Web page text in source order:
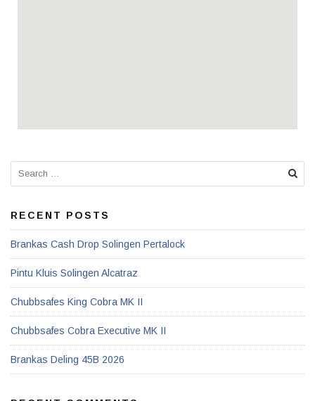
RECENT POSTS
Brankas Cash Drop Solingen Pertalock
Pintu Kluis Solingen Alcatraz
Chubbsafes King Cobra MK II
Chubbsafes Cobra Executive MK II
Brankas Deling 45B 2026